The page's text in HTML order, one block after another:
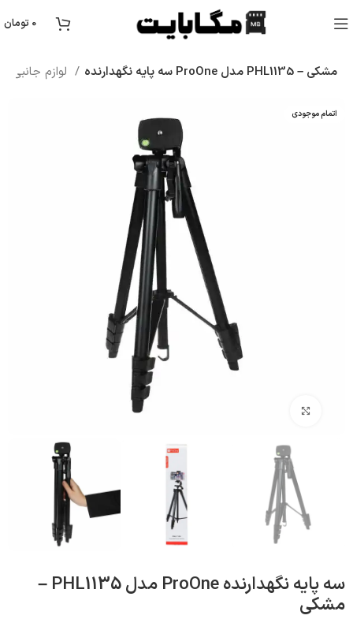
0 تومان
سه پایه نگهدارنده ProOne مدل PHL1135 – مشکی
اتمام موجودی
سه پایه نگهدارنده ProOne مدل PHL1135 –
مشکی